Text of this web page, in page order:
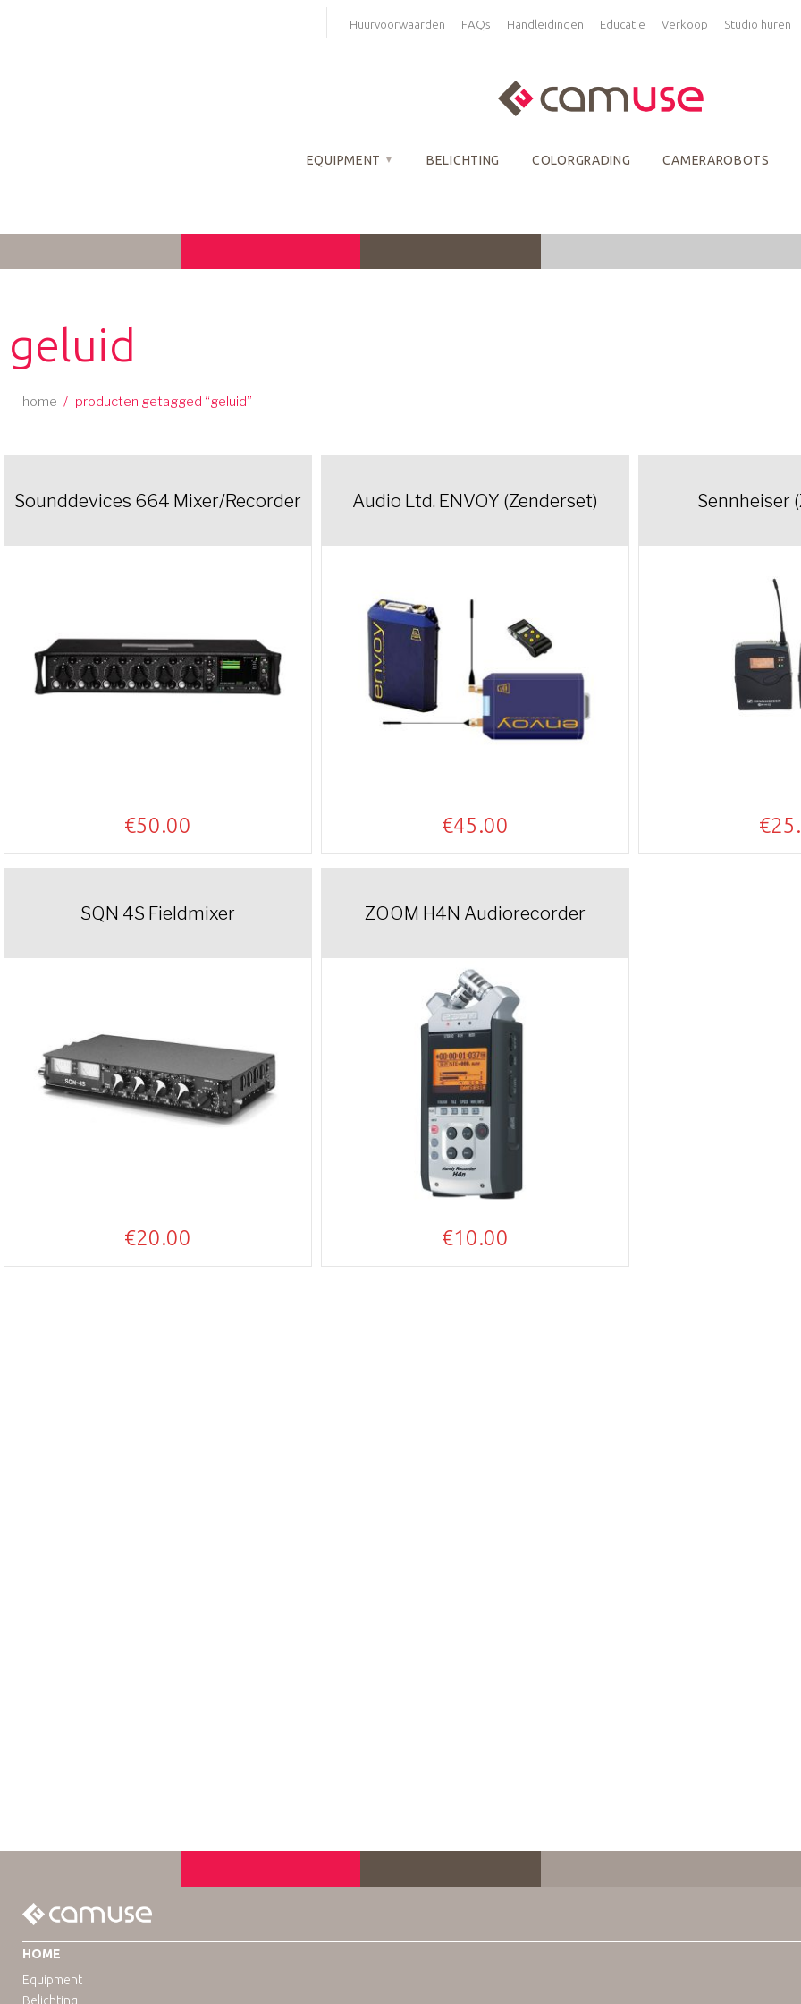
Huurvoorwaarden FAQs Handleidingen Educatie Verkoop Studio huren
EQUIPMENT BELICHTING COLORGRADING CAMERAROBOTS
geluid
home / producten getagged “geluid”
Sounddevices 664 Mixer/Recorder
€50.00
Audio Ltd. ENVOY (Zenderset)
€45.00
Sennheiser
€
SQN 4S Fieldmixer
€20.00
ZOOM H4N Audiorecorder
€10.00
HOME
Equipment
Belichting